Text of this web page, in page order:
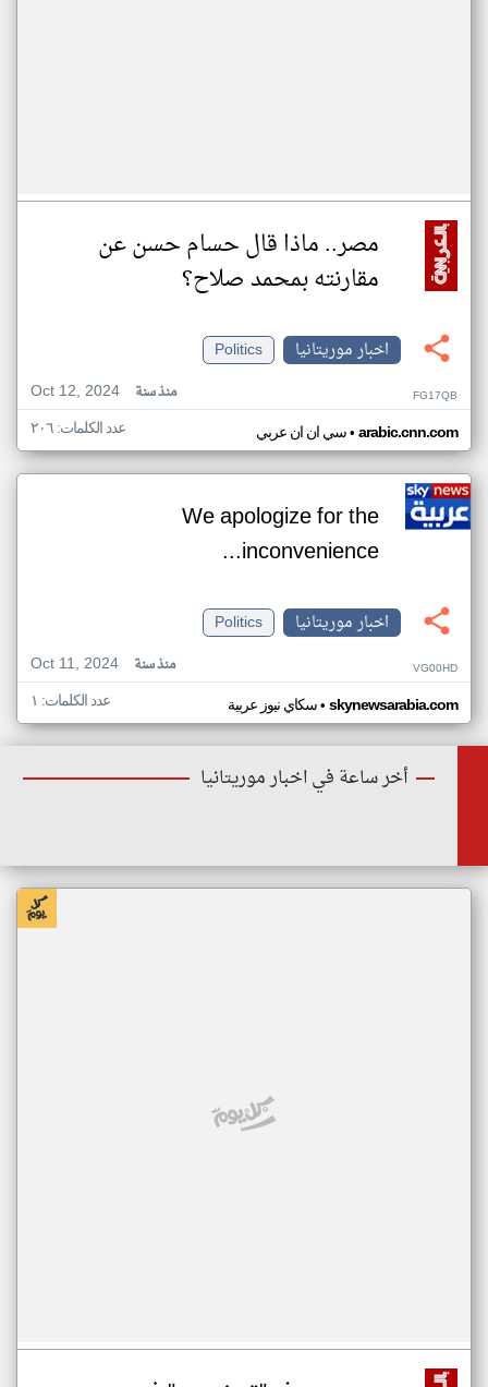
مصر.. ماذا قال حسام حسن عن
مقارنته بمحمد صلاح؟
اخبار موريتانيا
Politics
Oct 12, 2024
منذ سنة FG17QB
سي ان ان عربي• arabic.cnn.com عدد الكلمات: ٢٠٦
We apologize for the
inconvenience...
اخبار موريتانيا
Politics
Oct 11, 2024
منذ سنة VG00HD
سكاي نيوز عربية• skynewsarabia.com عدد الكلمات: ١
أخر ساعة في اخبار موريتانيا